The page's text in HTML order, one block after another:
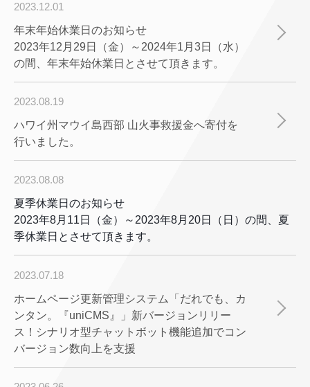
2023.12.01
年末年始休業日のお知らせ
2023年12月29日（金）～2024年1月3日（水）
の間、年末年始休業日とさせて頂きます。
2023.08.19
ハワイ州マウイ島西部 山火事救援金へ寄付を
行いました。
2023.08.08
夏季休業日のお知らせ
2023年8月11日（金）～2023年8月20日（日）の間、夏
季休業日とさせて頂きます。
2023.07.18
ホームページ更新管理システム「だれでも、カ
ンタン。『uniCMS』」新バージョンリリー
ス！シナリオ型チャットボット機能追加でコン
バージョン数向上を支援